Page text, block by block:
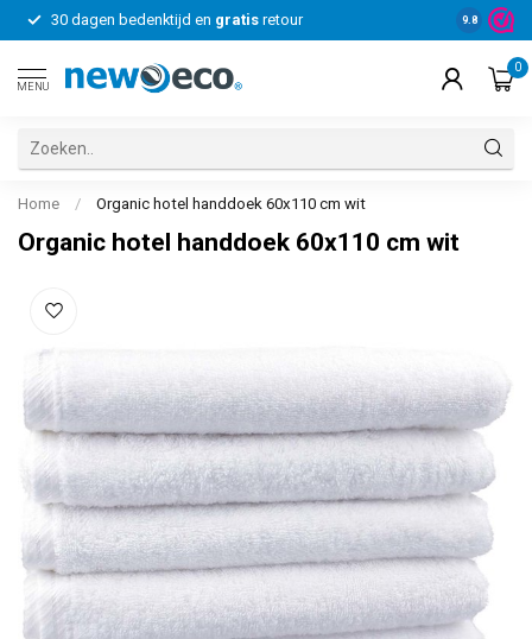
30 dagen bedenktijd en gratis retour Voor
9.8
MENU
0
Home / Organic hotel handdoek 60x110 cm wit
Organic hotel handdoek 60x110 cm wit